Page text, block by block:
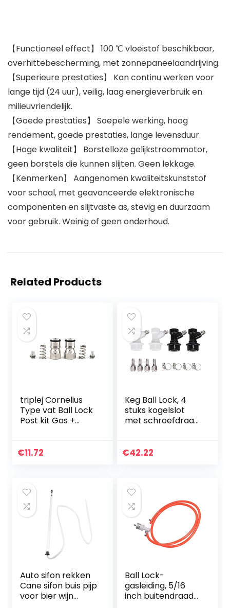
【Functioneel effect】 100 ℃ vloeistof beschikbaar,
overhittebescherming, met zonnepaneelaandrijving.
【Superieure prestaties】 Kan continu werken voor
lange tijd (24 uur), veilig, laag energieverbruik en
milieuvriendelijk.
【Goede prestaties】 Soepele werking, hoog
rendement, goede prestaties, lange levensduur.
【Hoge kwaliteit】 Borstelloze gelijkstroommotor,
geen borstels die kunnen slijten. Geen lekkage.
【Kenmerken】 Aangenomen kwaliteitskunststof
voor schaal, met geavanceerde elektronische
componenten en slijtvaste as, stevig en duurzaam
voor gebruik. Weinig of geen onderhoud.
Related Products
triplej Cornelius
Type vat Ball Lock
Post kit Gas +
VLOEIBAAR
€11.72
Keg Ball Lock, 4
stuks kogelslot
met schroefdraad
connector Ball
frisdrankbier,
vruchtensap
water
€42.22
Auto sifon rekken
Cane sifon buis pijp
voor bier wijn
Ball Lock-
gasleiding, 5/16
inch buitendraad